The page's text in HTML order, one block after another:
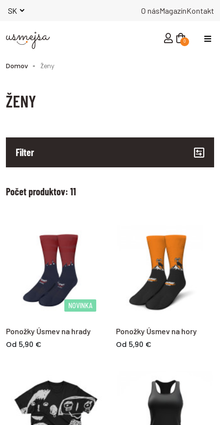
O násMagazínKontakt
NOVINKY
MUŽI
INÉ
KNIHY
Nie ste členom? Zaregistrujte sa.
0
Domov Ženy
ŽENY
Filter
Počet produktov: 11
NOVINKA
Ponožky Úsmev na hrady
Od 5,90 €
Ponožky Úsmev na hory
Od 5,90 €